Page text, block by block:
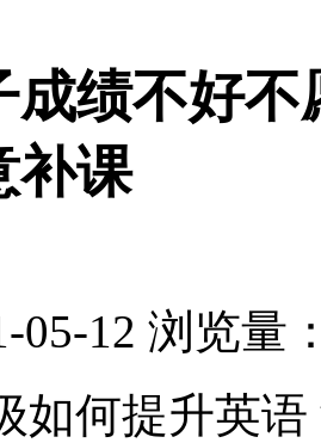
成绩不好
补课
05-12 浏览量
如何提升英